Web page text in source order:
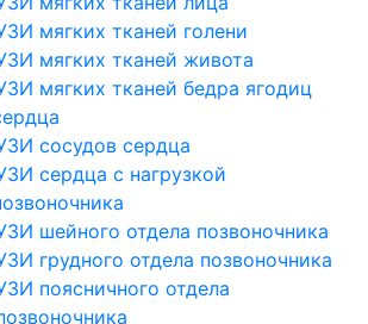
мягких тканей голени
мягких тканей живота
мягких тканей бедра ягодиц
сосудов сердца
сердца с нагрузкой
шейного отдела позвоночника
грудного отдела позвоночника
поясничного отдела